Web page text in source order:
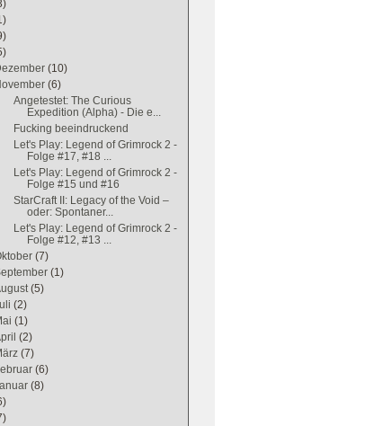
(10)
(6)
Angetestet: The Curious
Expedition (Alpha) - Die e...
Fucking beeindruckend
Let's Play: Legend of Grimrock 2 -
Folge #17, #18 ...
Let's Play: Legend of Grimrock 2 -
Folge #15 und #16
StarCraft II: Legacy of the Void –
oder: Spontaner...
Let's Play: Legend of Grimrock 2 -
Folge #12, #13 ...
(7)
(1)
(5)
(2)
(1)
(2)
(7)
(6)
(8)